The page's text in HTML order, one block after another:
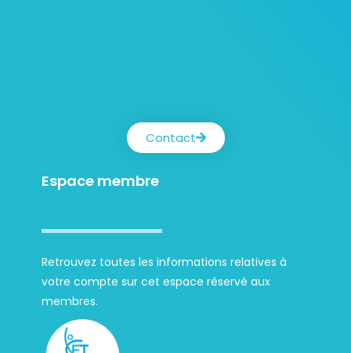
Contact
Espace membre
Retrouvez toutes les informations relatives à
votre compte sur cet espace réservé aux
membres.